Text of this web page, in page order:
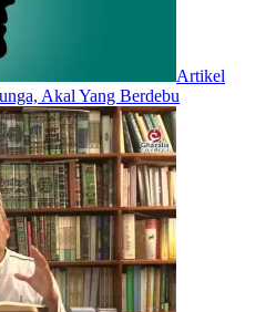
Artikel
Akal Yang Berdebu